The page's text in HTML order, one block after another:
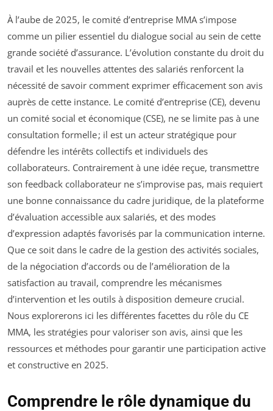
À l’aube de 2025, le comité d’entreprise MMA s’impose
comme un pilier essentiel du dialogue social au sein de cette
grande société d’assurance. L’évolution constante du droit du
travail et les nouvelles attentes des salariés renforcent la
nécessité de savoir comment exprimer efficacement son avis
auprès de cette instance. Le comité d’entreprise (CE), devenu
un comité social et économique (CSE), ne se limite pas à une
consultation formelle ; il est un acteur stratégique pour
défendre les intérêts collectifs et individuels des
collaborateurs. Contrairement à une idée reçue, transmettre
son feedback collaborateur ne s’improvise pas, mais requiert
une bonne connaissance du cadre juridique, de la plateforme
d’évaluation accessible aux salariés, et des modes
d’expression adaptés favorisés par la communication interne.
Que ce soit dans le cadre de la gestion des activités sociales,
de la négociation d’accords ou de l’amélioration de la
satisfaction au travail, comprendre les mécanismes
d’intervention et les outils à disposition demeure crucial.
Nous explorerons ici les différentes facettes du rôle du CE
MMA, les stratégies pour valoriser son avis, ainsi que les
ressources et méthodes pour garantir une participation active
et constructive en 2025.
Comprendre le rôle dynamique du